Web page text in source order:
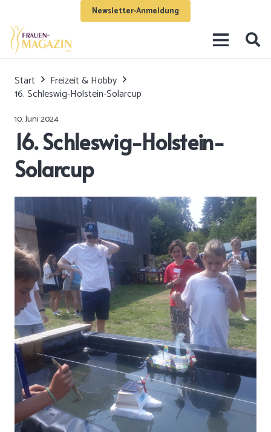
Newsletter-Anmeldung
Start
Freizeit & Hobby
16. Schleswig-Holstein-Solarcup
10. Juni 2024
16. Schleswig-Holstein-
Solarcup